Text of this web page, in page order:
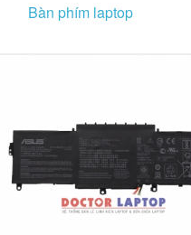
Bàn phím laptop